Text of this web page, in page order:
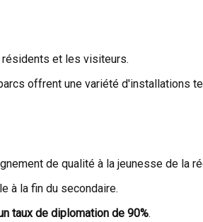
résidents et les visiteurs.
offrent une variété d'installations
de qualité à la jeunesse de la
à la fin du secondaire.
taux de diplomation de 90%.